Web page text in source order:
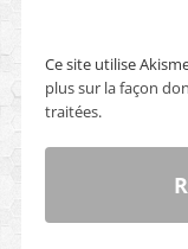
Ce site utilise
plus sur la façon
traitées.